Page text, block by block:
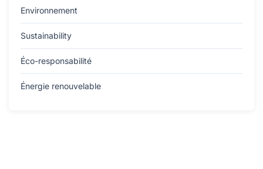
Environnement
Sustainability
Éco-responsabilité
Énergie renouvelable